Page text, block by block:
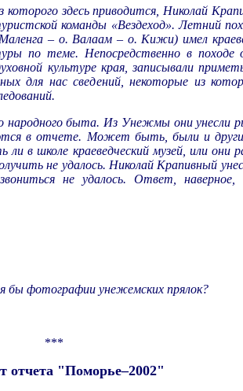
здесь приводится, Николай
команды «Вездеход». Летний
– о. Валаам – о. Кижи) имел
по теме. Непосредственно в походе
культуре края, записывали
для нас сведений, некоторые из
народного быта. Из Унежмы они унесли
в отчете. Может быть, были и
в школе краеведческий музей, или они
не удалось. Николай Крапивный
не удалось. Ответ,
бы фотографии унежемских прялок?
***
отчета "Поморье–2002"